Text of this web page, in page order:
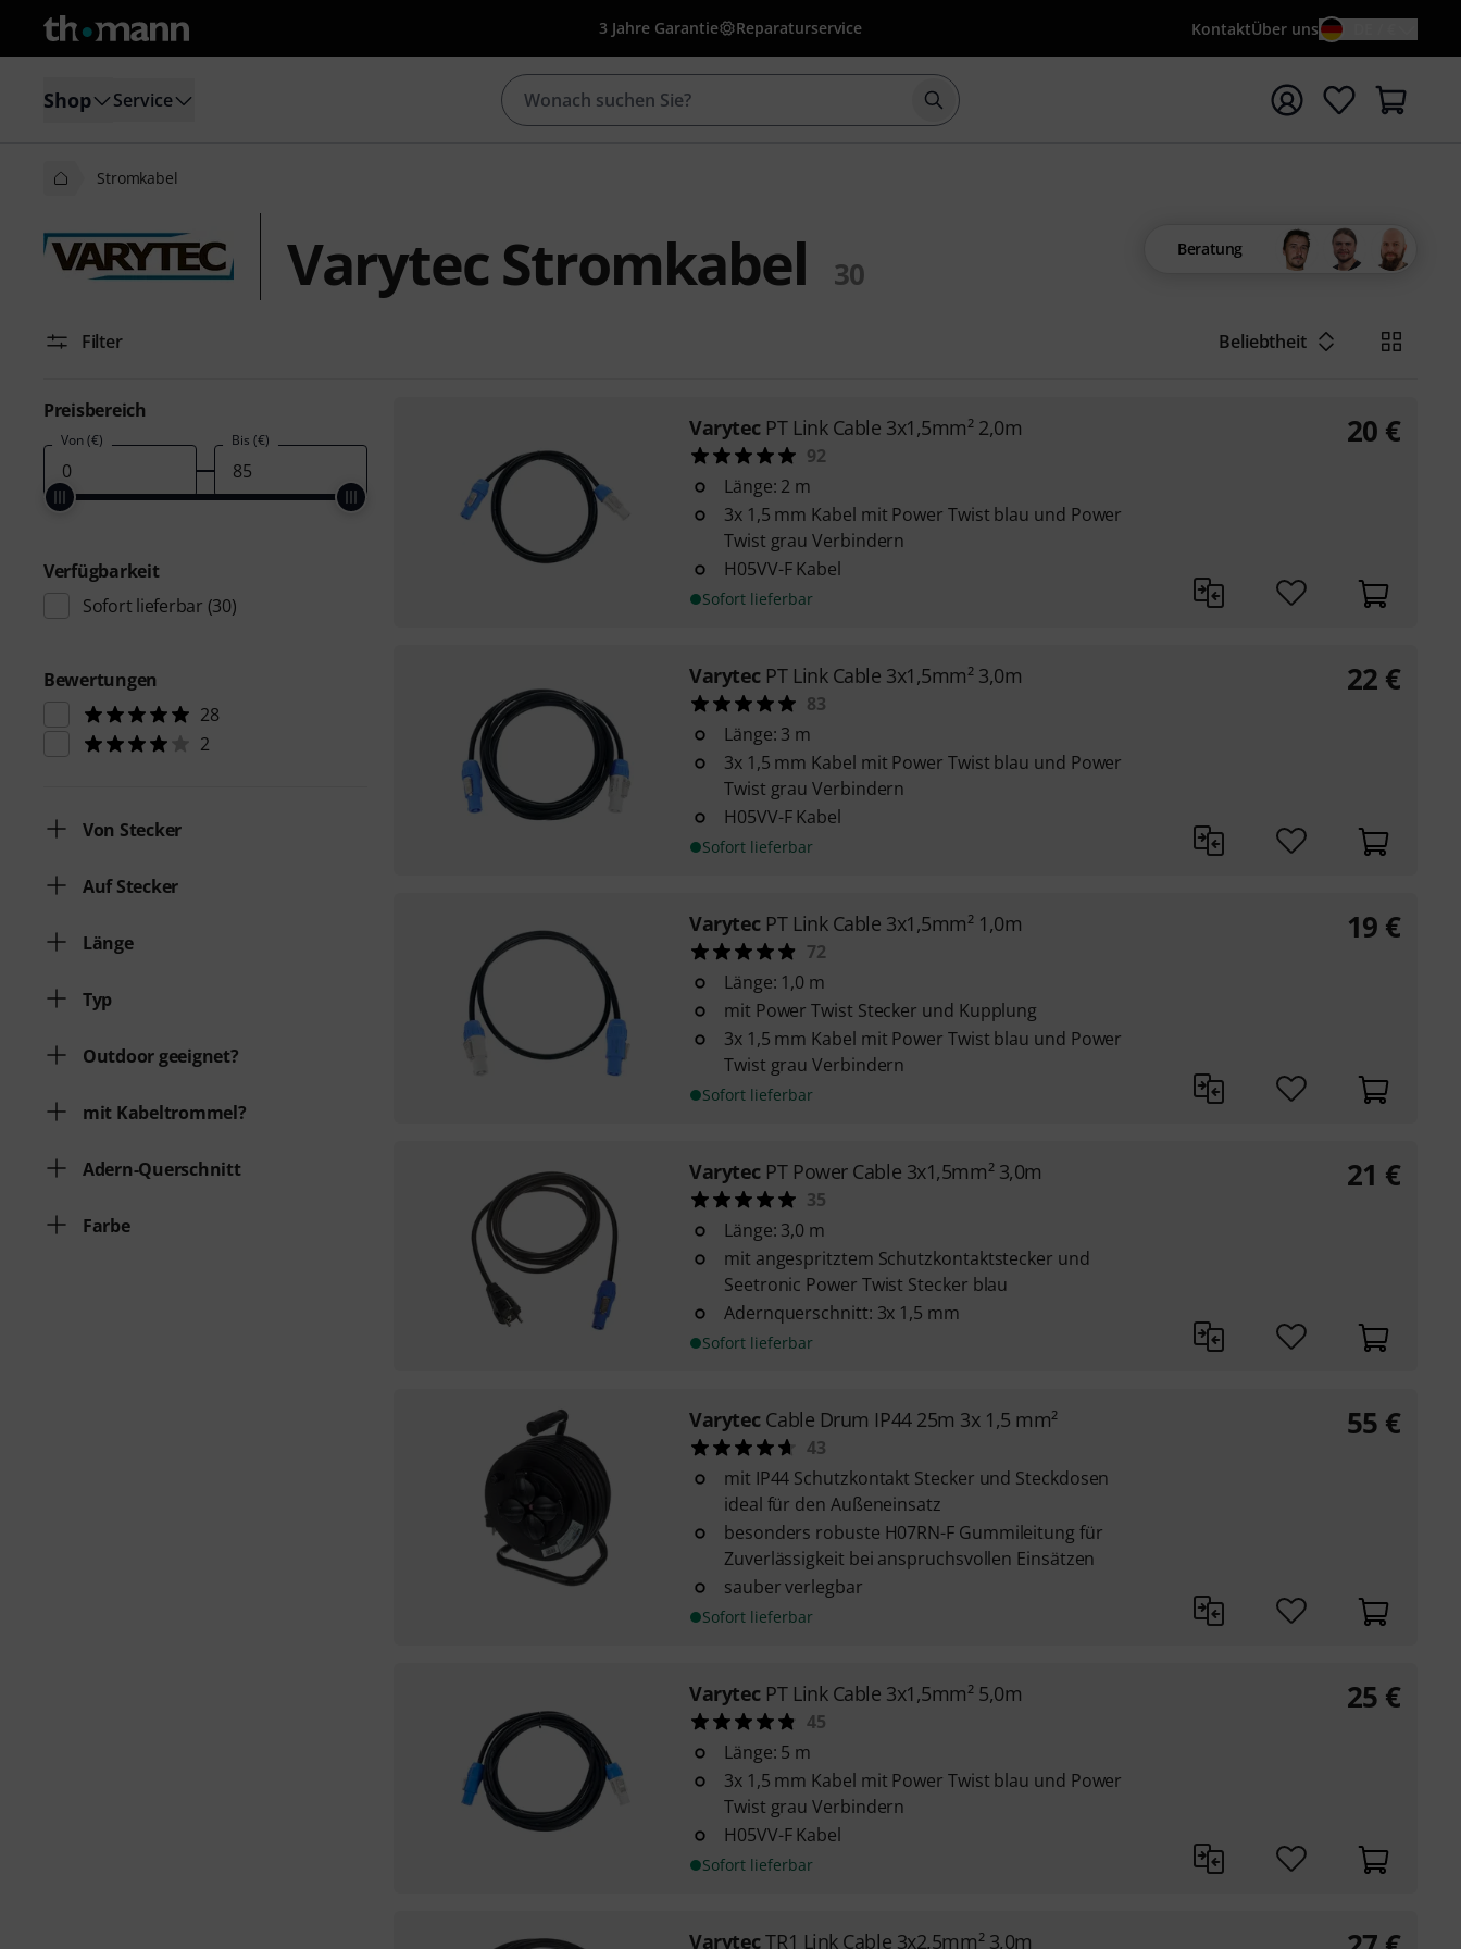
3 Jahre Garantie Reparaturservice KontaktÜber uns
Shop Service Suche mit Suchwort {searchTerm} starten
Stromkabel
Varytec Stromkabel 30
Beratung
Filter Beliebtheit
Preisbereich
Von (€) Bis (€)
Verfügbarkeit
Sofort lieferbar (30)
Bewertungen
28
2
Von Stecker
Auf Stecker
Länge
Typ
Outdoor geeignet?
mit Kabeltrommel?
Adern-Querschnitt
Farbe
Varytec PT Link Cable 3x1,5mm² 2,0m
92
Länge: 2 m
3x 1,5 mm Kabel mit Power Twist blau und Power
Twist grau Verbindern
H05VV-F Kabel
Sofort lieferbar
20 €
Varytec PT Link Cable 3x1,5mm² 3,0m
83
Länge: 3 m
3x 1,5 mm Kabel mit Power Twist blau und Power
Twist grau Verbindern
H05VV-F Kabel
Sofort lieferbar
22 €
Varytec PT Link Cable 3x1,5mm² 1,0m
72
Länge: 1,0 m
mit Power Twist Stecker und Kupplung
3x 1,5 mm Kabel mit Power Twist blau und Power
Twist grau Verbindern
Sofort lieferbar
19 €
Varytec PT Power Cable 3x1,5mm² 3,0m
35
Länge: 3,0 m
mit angespritztem Schutzkontaktstecker und
Seetronic Power Twist Stecker blau
Adernquerschnitt: 3x 1,5 mm
Sofort lieferbar
21 €
Varytec Cable Drum IP44 25m 3x 1,5 mm²
43
mit IP44 Schutzkontakt Stecker und Steckdosen
ideal für den Außeneinsatz
besonders robuste H07RN-F Gummileitung für
Zuverlässigkeit bei anspruchsvollen Einsätzen
sauber verlegbar
Sofort lieferbar
55 €
Varytec PT Link Cable 3x1,5mm² 5,0m
45
Länge: 5 m
3x 1,5 mm Kabel mit Power Twist blau und Power
Twist grau Verbindern
H05VV-F Kabel
Sofort lieferbar
25 €
VarytecTR1 Link Cable 3x2,5mm² 3,0m